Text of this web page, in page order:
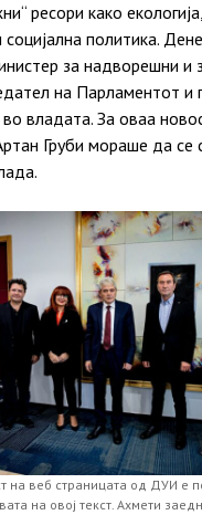
ресори како
политика.
за надворешни и
на Парламентот и
владата. За оваа
Груби мораше да се
на веб страницата од ДУИ е
на овој текст. Ахмети